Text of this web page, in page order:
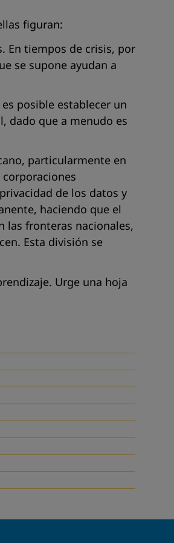
figuran:
En tiempos de crisis, por
se supone ayudan a
posible establecer un
dado que a menudo es
particularmente en
de los datos y
haciendo que el
las fronteras nacionales,
Esta división se
Urge una hoja